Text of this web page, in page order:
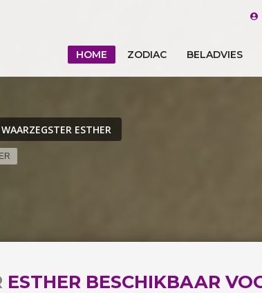
HOME ZODIAC BELADVIES
WAARZEGSTER ESTHER
ESTHER BESCHIKBAAR